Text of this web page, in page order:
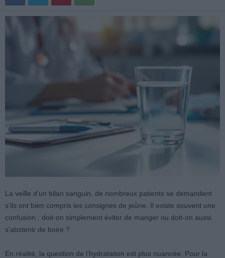
La veille d’un bilan sanguin, de nombreux patients se demandent
s’ils ont bien compris les consignes de jeûne. Il existe souvent une
confusion : doit-on simplement éviter de manger ou doit-on aussi
s’abstenir de boire ?
En réalité, la question de l’hydratation est plus nuancée. Pour la